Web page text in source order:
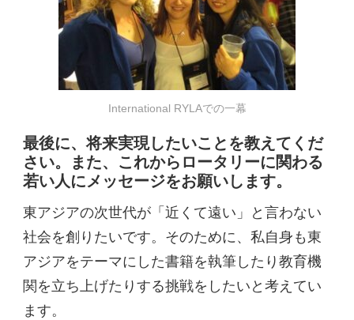
International RYLAでの一幕
最後に、将来実現したいことを教えてくだ
さい。また、これからロータリーに関わる
若い人にメッセージをお願いします。
東アジアの次世代が「近くて遠い」と言わない
社会を創りたいです。そのために、私自身も東
アジアをテーマにした書籍を執筆したり教育機
関を立ち上げたりする挑戦をしたいと考えてい
ます。